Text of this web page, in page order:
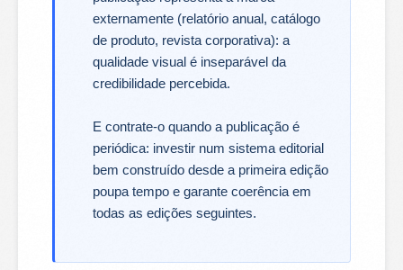
externamente (relatório anual, catálogo
de produto, revista corporativa): a
qualidade visual é inseparável da
credibilidade percebida.
E contrate-o quando a publicação é
periódica: investir num sistema editorial
bem construído desde a primeira edição
poupa tempo e garante coerência em
todas as edições seguintes.